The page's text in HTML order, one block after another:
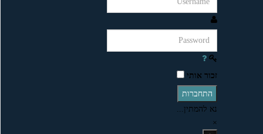
זכור אותי
התחברות
נא להמתין...
×